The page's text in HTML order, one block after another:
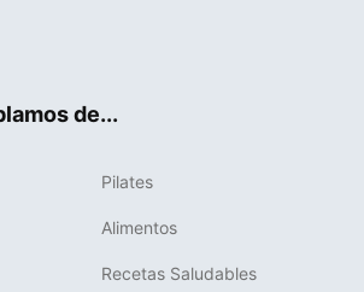
de...
Pilates
Alimentos
Recetas Saludables